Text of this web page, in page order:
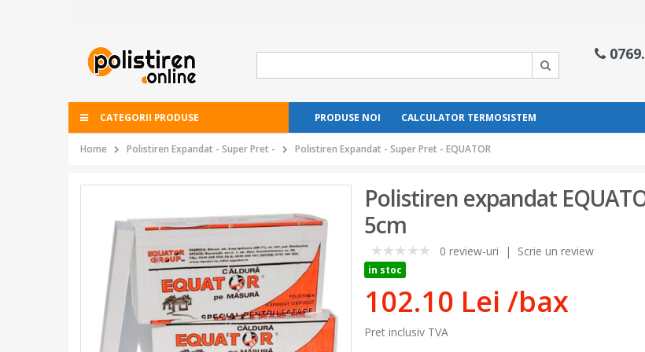
CATEGORII PRODUSE PRODUSE NOI CALCULATOR TERMOSISTEM
Home Polistiren Expandat - Super Pret - Polistiren Expandat - Super Pret - EQUATOR
Polistiren expandat
5cm
0
0 review-uri | Scrie un review
in stoc
102.10 Lei /bax
Pret inclusiv TVA